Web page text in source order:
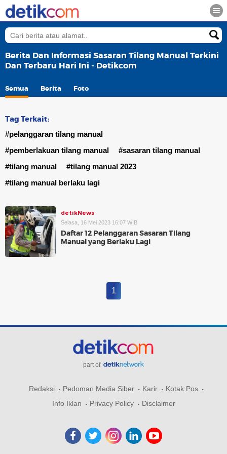
Berita Dan Informasi Sasaran Tilang Manual Terkini
Dan Terbaru Hari Ini - Detikcom
Semua Berita Foto
Tag Terkait:
#pelanggaran tilang manual
#pemberlakuan tilang manual
#sasaran tilang manual
#tilang manual
#tilang manual 2023
#tilang manual berlaku lagi
detikNews
Selasa, 16 Mei 2023 16:07 WIB
Daftar 12 Pelanggaran Sasaran Tilang
Manual yang Berlaku Lagi
1
part of
Redaksi Pedoman Media Siber Karir
Kotak Pos
Info Iklan
Privacy Policy Disclaimer